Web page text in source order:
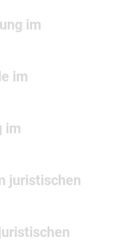
im
im
im
juristischen